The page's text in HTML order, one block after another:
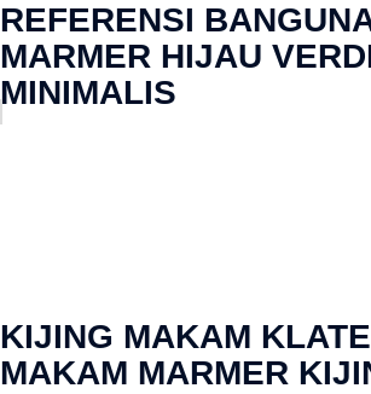
REFERENSI
MARMER HIJAU
MINIMALIS
KIJING MAKAM
MAKAM MARMER